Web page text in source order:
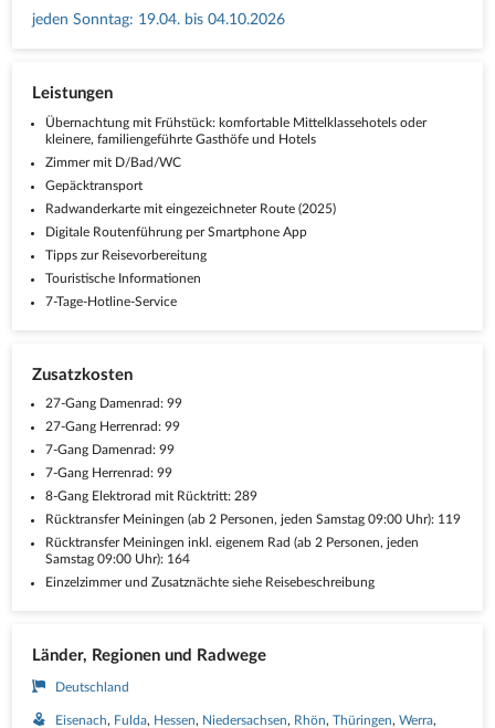
jeden Sonntag: 19.04. bis 04.10.2026
Leistungen
Übernachtung mit Frühstück: komfortable Mittelklassehotels oder
kleinere, familiengeführte Gasthöfe und Hotels
Zimmer mit D/Bad/WC
Gepäcktransport
Radwanderkarte mit eingezeichneter Route (2025)
Digitale Routenführung per Smartphone App
Tipps zur Reisevorbereitung
Touristische Informationen
7-Tage-Hotline-Service
Zusatzkosten
27-Gang Damenrad: 99
27-Gang Herrenrad: 99
7-Gang Damenrad: 99
7-Gang Herrenrad: 99
8-Gang Elektrorad mit Rücktritt: 289
Rücktransfer Meiningen (ab 2 Personen, jeden Samstag 09:00 Uhr): 119
Rücktransfer Meiningen inkl. eigenem Rad (ab 2 Personen, jeden
Samstag 09:00 Uhr): 164
Einzelzimmer und Zusatznächte siehe Reisebeschreibung
Länder, Regionen und Radwege
Deutschland
Eisenach Fulda Hessen Niedersachsen Rhön Thüringen
Werra